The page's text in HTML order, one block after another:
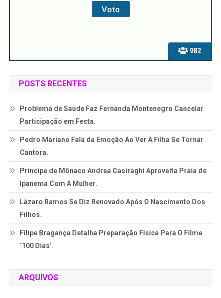
982
POSTS RECENTES
Problema de Saúde Faz Fernanda Montenegro Cancelar
Participação em Festa.
Pedro Mariano Fala da Emoção Ao Ver A Filha Se Tornar
Cantora.
Príncipe de Mônaco Andrea Casiraghi Aproveita Praia de
Ipanema Com A Mulher.
Lázaro Ramos Se Diz Renovado Após O Nascimento Dos
Filhos.
Filipe Bragança Detalha Preparação Física Para O Filme
‘100 Dias’.
ARQUIVOS